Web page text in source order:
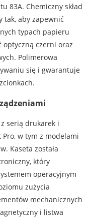
83A. Chemiczny skład
tak, aby zapewnić
typach papieru
optyczną czerni oraz
Polimerowa
się i gwarantuje
serią drukarek i
Pro, w tym z modelami
Kaseta została
który
operacyjnym
zużycia
mechanicznych
i listwa